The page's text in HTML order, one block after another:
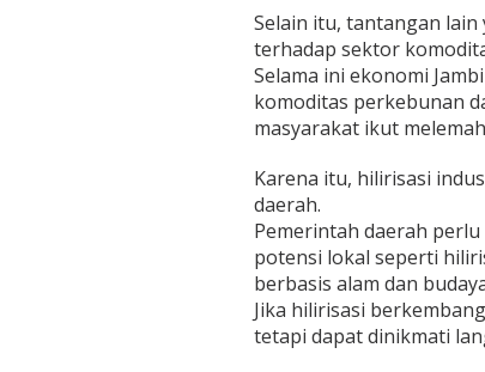
Selain itu, tantangan
terhadap sektor
Selama ini ekonomi
komoditas perkebunan
masyarakat ikut
Karena itu, hilirisasi
daerah.
Pemerintah daerah
potensi lokal seperti
berbasis alam dan
Jika hilirisasi
tetapi dapat dinikmati